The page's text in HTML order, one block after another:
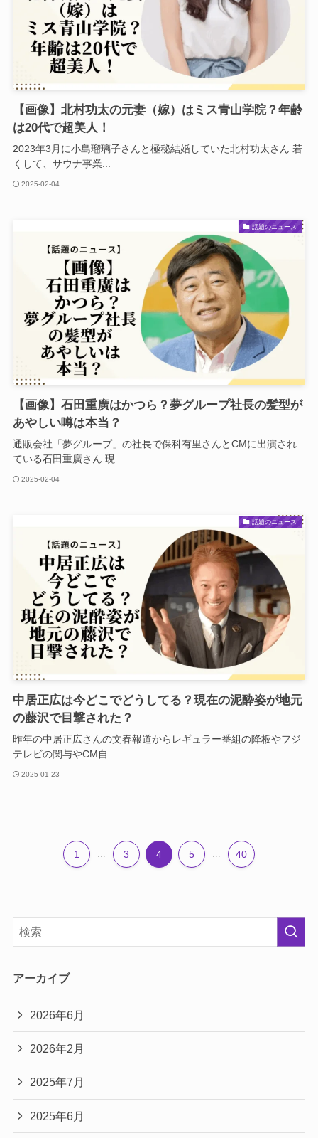
【画像】北村功太の元妻（嫁）はミス青山学院？年齢
は20代で超美人！
2023年3月に小島瑠璃子さんと極秘結婚していた北村功太さん 若
くして、サウナ事業...
2025-02-04
話題のニュース
【画像】石田重廣はかつら？夢グループ社長の髪型が
あやしい噂は本当？
通販会社「夢グループ」の社長で保科有里さんとCMに出演され
ている石田重廣さん 現...
2025-02-04
話題のニュース
中居正広は今どこでどうしてる？現在の泥酔姿が地元
の藤沢で目撃された？
昨年の中居正広さんの文春報道からレギュラー番組の降板やフジ
テレビの関与やCM自...
2025-01-23
1 ... 3 4 5 ... 40
アーカイブ
2026年6月
2026年2月
2025年7月
2025年6月